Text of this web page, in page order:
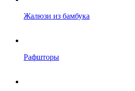
Жалюзи из бамбука
Рафшторы